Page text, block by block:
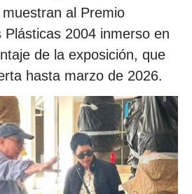
al Premio
Plásticas 2004 inmerso en
de la exposición, que
hasta marzo de 2026.